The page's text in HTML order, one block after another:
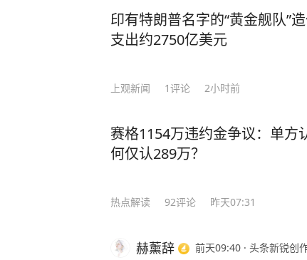
绩一直名列前茅，长期稳居年级第一的宝座。 高三时期，李柘
人梦寐以求的机会 —— 清华大学
考美国耶鲁！ 虽然对美国高考的知识一片空白，但李柘远依旧胸有成竹，他开始翻阅
国内外学霸笔记，归纳总结各种
如，在英语这关难题上，他花了
逐步的复习中，李柘远还用“康奈
多感官刺激记忆把知识点记牢，”主题分类法“梳理
行高盛；25岁重返校园，考进哈
惑，面对巨额奖金的诱惑，李柘
印有特朗普名字的“黄金舰队”
支出约2750亿美元
上观新闻 1评论 2小时前
赛格1154万违约金争议：单方
何仅认289万？
热点解读 92评论 昨天07:31
赫薰辞 前天09:40 · 头条新锐创